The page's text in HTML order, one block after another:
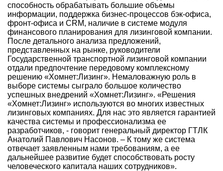
способность обрабатывать большие объемы
информации, поддержка бизнес-процессов бэк-офиса,
фронт-офиса и CRM, наличие в системе модуля
финансового планирования для лизинговой компании.
После детального анализа предложений,
представленных на рынке, руководители
Государственной транспортной лизинговой компании
отдали предпочтение передовому комплексному
решению «Хомнет:Лизинг». Немаловажную роль в
выборе системы сыграло большое количество
успешных внедрений «Хомнет:Лизинг». «Решения
«Хомнет:Лизинг» используются во многих известных
лизинговых компаниях. Для нас это является гарантией
качества системы и профессионализма ее
разработчиков, - говорит генеральный директор ГТЛК
Анатолий Павлович Насонов. – К тому же система
отвечает заявленным нами требованиям, а ее
дальнейшее развитие будет способствовать росту
человеческого капитала наших сотрудников».